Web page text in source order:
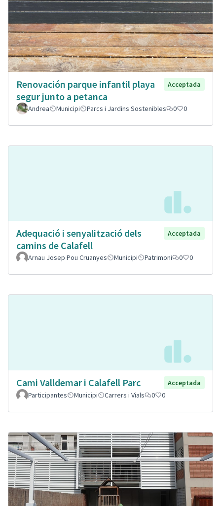
Renovación parque infantil playa
segur junto a petanca
Acceptada
Andrea Municipi Parcs i Jardins Sostenibles 0 0
Adequació i senyalització dels
camins de Calafell
Acceptada
Arnau Josep Pou Cruanyes Municipi Patrimoni 0 0
Cami Valldemar i Calafell Parc
Acceptada
Participantes
Municipi Carrers i Vials 0 0